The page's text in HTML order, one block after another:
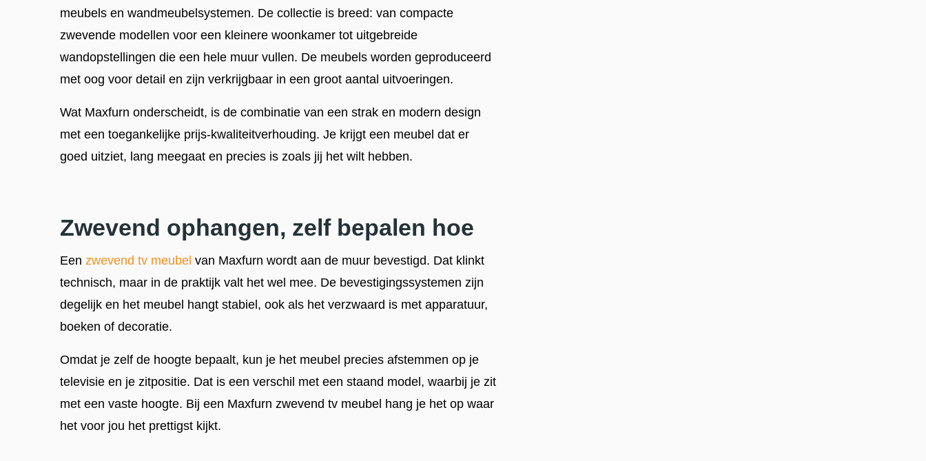
meubels en wandmeubelsystemen. De collectie is breed: van compacte
zwevende modellen voor een kleinere woonkamer tot uitgebreide
wandopstellingen die een hele muur vullen. De meubels worden geproduceerd
met oog voor detail en zijn verkrijgbaar in een groot aantal uitvoeringen.
Wat Maxfurn onderscheidt, is de combinatie van een strak en modern design
met een toegankelijke prijs-kwaliteitverhouding. Je krijgt een meubel dat er
goed uitziet, lang meegaat en precies is zoals jij het wilt hebben.
Zwevend ophangen, zelf bepalen hoe
Een zwevend tv meubel van Maxfurn wordt aan de muur bevestigd. Dat klinkt
technisch, maar in de praktijk valt het wel mee. De bevestigingssystemen zijn
degelijk en het meubel hangt stabiel, ook als het verzwaard is met apparatuur,
boeken of decoratie.
Omdat je zelf de hoogte bepaalt, kun je het meubel precies afstemmen op je
televisie en je zitpositie. Dat is een verschil met een staand model, waarbij je zit
met een vaste hoogte. Bij een Maxfurn zwevend tv meubel hang je het op waar
het voor jou het prettigst kijkt.